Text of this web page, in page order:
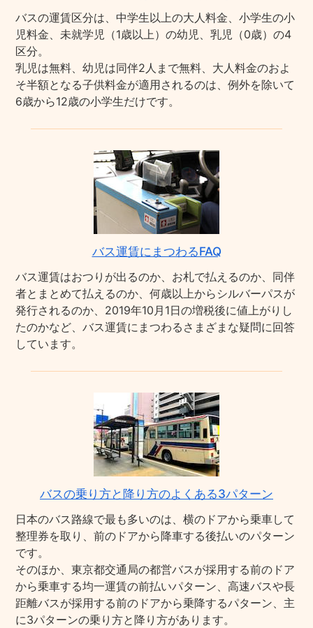
バスの運賃区分は、中学生以上の大人料金、小学生の小
児料金、未就学児（1歳以上）の幼児、乳児（0歳）の4
区分。
乳児は無料、幼児は同伴2人まで無料、大人料金のおよ
そ半額となる子供料金が適用されるのは、例外を除いて
6歳から12歳の小学生だけです。
バス運賃にまつわるFAQ
バス運賃はおつりが出るのか、お札で払えるのか、同伴
者とまとめて払えるのか、何歳以上からシルバーパスが
発行されるのか、2019年10月1日の増税後に値上がりし
たのかなど、バス運賃にまつわるさまざまな疑問に回答
しています。
バスの乗り方と降り方のよくある3パターン
日本のバス路線で最も多いのは、横のドアから乗車して
整理券を取り、前のドアから降車する後払いのパターン
です。
そのほか、東京都交通局の都営バスが採用する前のドア
から乗車する均一運賃の前払いパターン、高速バスや長
距離バスが採用する前のドアから乗降するパターン、主
に3パターンの乗り方と降り方があります。